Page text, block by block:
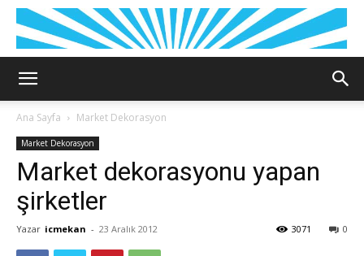
Ana Sayfa Market Dekorasyon
Market Dekorasyon
Market dekorasyonu yapan
şirketler
Yazar icmekan - 23 Aralık 2012 0
3071